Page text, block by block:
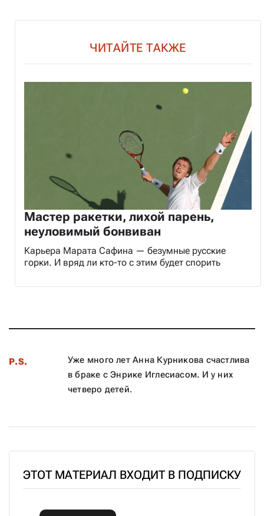
ЧИТАЙТЕ ТАКЖЕ
Мастер ракетки, лихой парень,
неуловимый бонвиван
Карьера Марата Сафина — безумные русские
горки. И вряд ли кто-то с этим будет спорить
P.S.
Уже много лет Анна Курникова счастлива
в браке с Энрике Иглесиасом. И у них
четверо детей.
ЭТОТ МАТЕРИАЛ ВХОДИТ В ПОДПИСКУ